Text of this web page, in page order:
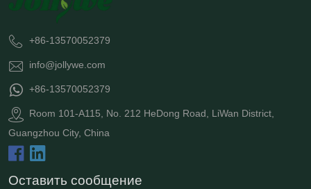
+86-13570052379
info@jollywe.com
+86-13570052379
Room 101-A115, No. 212 HeDong Road, LiWan District,
Guangzhou City, China
Оставить сообщение